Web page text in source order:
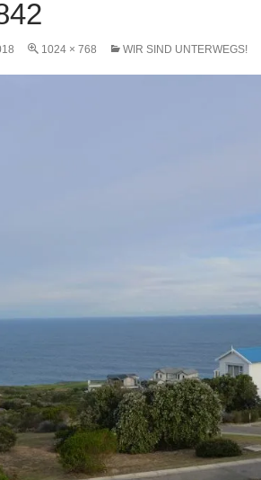
1024 × 768 WIR SIND UNTERWEGS!